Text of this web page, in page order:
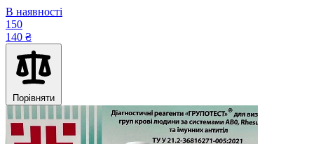
В наявності
150
140 ₴
Порівняти